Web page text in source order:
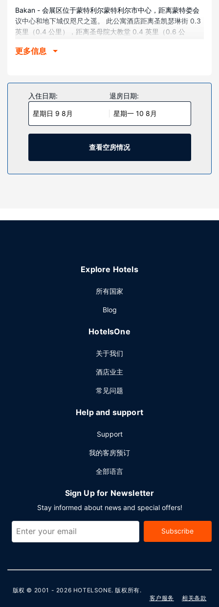
Bakan - 会展区位于蒙特利尔蒙特利尔市中心，距离蒙特娄会
议中心和地下城仅咫尺之遥。 此公寓酒店距离圣凯瑟琳街 0.3
英里（0.4 公里），距离圣母院大教堂 0.4 英里（0.6 公
客房
能在旅途中找到家的舒适。您的记忆海绵床垫卧床备有埃及棉
床单。免费提供有线和无线上网，此外，55 英寸智能电视提供
数码频道，可满足您的娱乐需求。便利设施包括书桌和独立的
起居区；而且每天提供客房服务。
特色服务/设施包括免费高速有线上网、24 小时前台服务和行
更多信息
入住日期:
星期日 9 8月
退房日期:
星期一 10 8月
查看空房情况
Explore Hotels
所有国家
Blog
HotelsOne
关于我们
酒店业主
常见问题
Help and support
Support
我的客房预订
全部语言
Sign Up for Newsletter
Stay informed about news and special offers!
Subscribe
版权 © 2001 - 2026 HOTELSONE. 版权所有.
客户服务
相关条款